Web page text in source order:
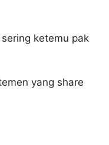
ketemu pak
yang share